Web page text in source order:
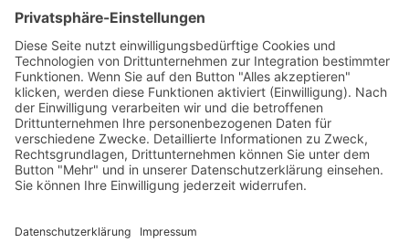
Best Practice
Termine
Büchereien
Weiterführende Schulen
Podcast
Abonniere unseren Newsletter